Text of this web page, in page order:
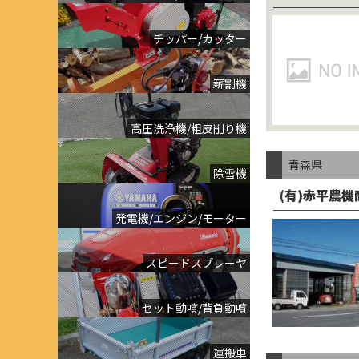
チッパー/カッター
薪割機
高圧洗浄機/粗皮削り機
除雪機
発電機/エンジン/モーター
スピードスプレーヤ
セット動噴/背負動噴
運搬車
青森県
(有)赤平農機